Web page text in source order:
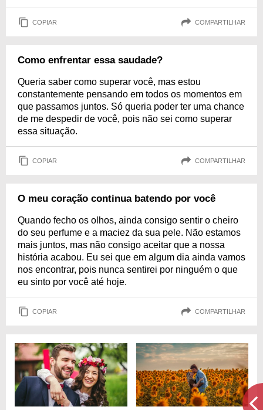
COPIAR COMPARTILHAR
Como enfrentar essa saudade?
Queria saber como superar você, mas estou
constantemente pensando em todos os momentos em
que passamos juntos. Só queria poder ter uma chance
de me despedir de você, pois não sei como superar
essa situação.
COPIAR COMPARTILHAR
O meu coração continua batendo por você
Quando fecho os olhos, ainda consigo sentir o cheiro
do seu perfume e a maciez da sua pele. Não estamos
mais juntos, mas não consigo aceitar que a nossa
história acabou. Eu sei que em algum dia ainda vamos
nos encontrar, pois nunca sentirei por ninguém o que
eu sinto por você até hoje.
COPIAR COMPARTILHAR